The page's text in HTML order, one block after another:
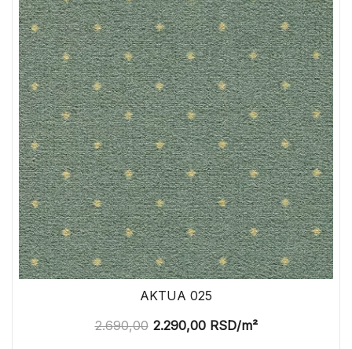
AKTUA 025
2.690,00 2.290,00RSD/m²